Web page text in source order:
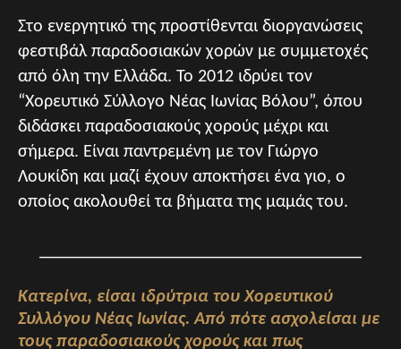
Στο ενεργητικό της προστίθενται διοργανώσεις
φεστιβάλ παραδοσιακών χορών με συμμετοχές
από όλη την Ελλάδα. Το 2012 ιδρύει τον
“Χορευτικό Σύλλογο Νέας Ιωνίας Βόλου”, όπου
διδάσκει παραδοσιακούς χορούς μέχρι και
σήμερα. Είναι παντρεμένη με τον Γιώργο
Λουκίδη και μαζί έχουν αποκτήσει ένα γιο, ο
οποίος ακολουθεί τα βήματα της μαμάς του.
Κατερίνα, είσαι ιδρύτρια του Χορευτικού
Συλλόγου Νέας Ιωνίας. Από πότε ασχολείσαι με
τους παραδοσιακούς χορούς και πως